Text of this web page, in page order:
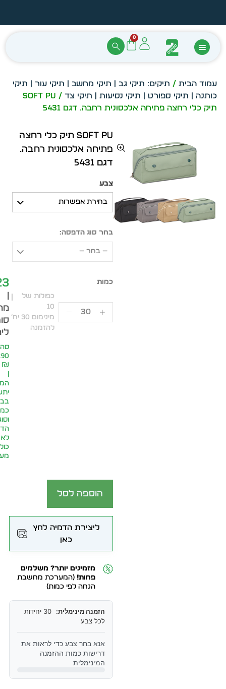
0
עמוד הבית / תיקים: תיקי גב | תיקי מחשב | תיקי עור | תיקי
כותנה | תיקי ספורט | תיקי נסיעות | תיקי צד
/ Soft PU
תיק כלי רחצה פתיחה אלכסונית רחבה. דגם 5431
Soft PU תיק כלי רחצה
פתיחה אלכסונית רחבה.
דגם 5431
צבע
בחירת אפשרות
בחר סוג הדפסה:
— בחר —
כפולות של
10
מינימום 30 יח׳
להזמנה
₪
לא
הוספה לסל
ליצירת הדמיה לחץ
כאן
מזמינים יותר? משלמים
פחות! (המערכת מחשבת
הנחה לפי כמות)
הזמנה מינימלית:
30 יחידות
לכל צבע
אנא בחר צבע כדי לראות את
דרישות כמות ההזמנה
המינימלית